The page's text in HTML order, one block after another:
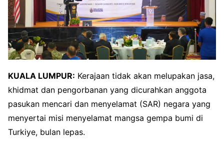
KUALA LUMPUR: Kerajaan tidak akan melupakan jasa,
khidmat dan pengorbanan yang dicurahkan anggota
pasukan mencari dan menyelamat (SAR) negara yang
menyertai misi menyelamat mangsa gempa bumi di
Turkiye, bulan lepas.